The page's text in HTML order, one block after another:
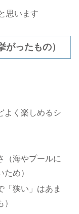
思います
ったもの）
よく楽しめるシ
（海やプールに
め）
「狭い」はあま